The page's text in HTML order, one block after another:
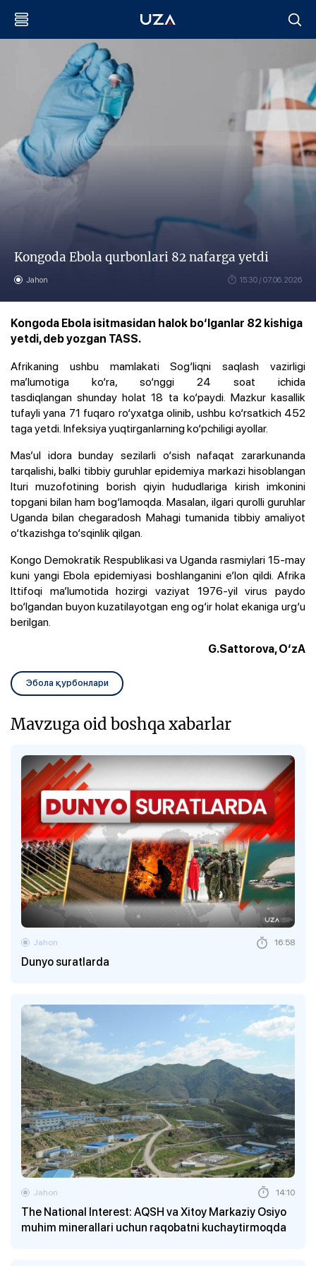
Kongoda Ebola qurbonlari 82 nafarga yetdi
Jahon 15:30 / 07.06.2026
Kongoda Ebola isitmasidan halok bo‘lganlar 82 kishiga
yetdi, deb yozgan TASS.
Afrikaning ushbu mamlakati Sog‘liqni saqlash vazirligi
ma’lumotiga ko‘ra, so‘nggi 24 soat ichida
tasdiqlangan shunday holat 18 ta ko‘paydi. Mazkur kasallik
tufayli yana 71 fuqaro ro‘yxatga olinib, ushbu ko‘rsatkich 452
taga yetdi. Infeksiya yuqtirganlarning ko‘pchiligi ayollar.
Mas’ul idora bunday sezilarli o‘sish nafaqat zararkunanda
tarqalishi, balki tibbiy guruhlar epidemiya markazi hisoblangan
Ituri muzofotining borish qiyin hududlariga kirish imkonini
topgani bilan ham bog‘lamoqda. Masalan, ilgari qurolli guruhlar
Uganda bilan chegaradosh Mahagi tumanida tibbiy amaliyot
o‘tkazishga to‘sqinlik qilgan.
Kongo Demokratik Respublikasi va Uganda rasmiylari 15-may
kuni yangi Ebola epidemiyasi boshlanganini e’lon qildi. Afrika
Ittifoqi ma’lumotida hozirgi vaziyat 1976-yil virus paydo
bo‘lgandan buyon kuzatilayotgan eng og‘ir holat ekaniga urg‘u
berilgan.
G.Sattorova, O‘zA
Эбола қурбонлари
Mavzuga oid boshqa xabarlar
Dunyo suratlarda
Jahon 16:58
The National Interest: AQSH va Xitoy Markaziy Osiyo
muhim minerallari uchun raqobatni kuchaytirmoqda
Jahon 14:10